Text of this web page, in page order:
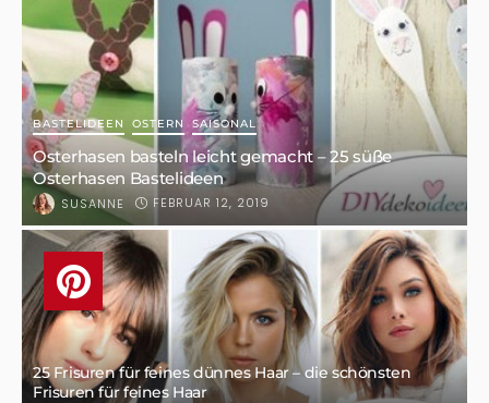
BASTELIDEEN OSTERN SAISONAL
Osterhasen basteln leicht gemacht – 25 süße
Osterhasen Bastelideen
SUSANNE FEBRUAR 12, 2019
25 Frisuren für feines dünnes Haar – die schönsten
Frisuren für feines Haar